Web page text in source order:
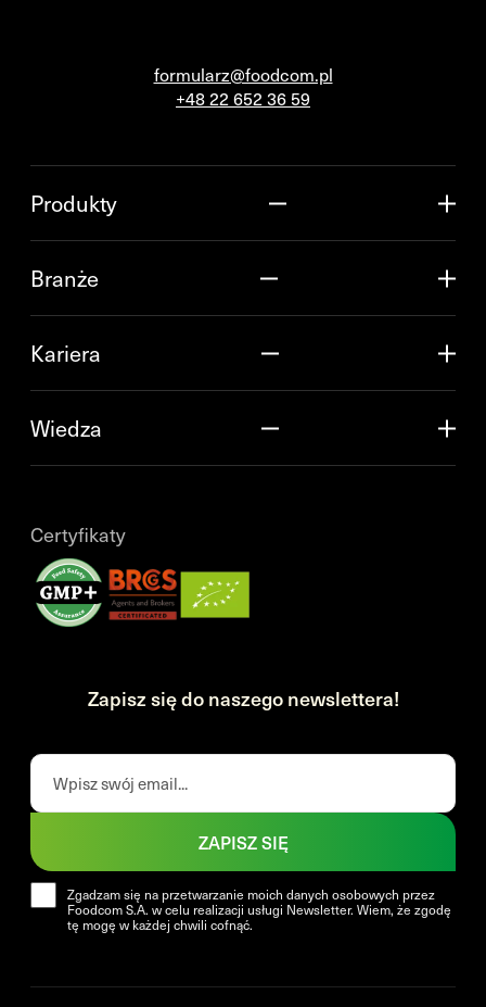
formularz@foodcom.pl
+48 22 652 36 59
Produkty
Branże
Kariera
Wiedza
Certyfikaty
Zapisz się do naszego newslettera!
Zgadzam się na przetwarzanie moich danych osobowych przez
Foodcom S.A. w celu realizacji usługi Newsletter. Wiem, że zgodę
tę mogę w każdej chwili cofnąć.
ZAPISZ SIĘ